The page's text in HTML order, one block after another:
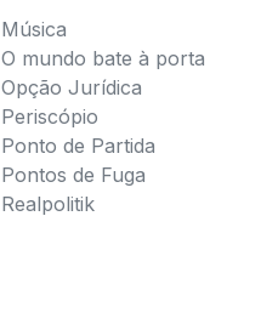
Música
O mundo bate à porta
Opção Jurídica
Periscópio
Ponto de Partida
Pontos de Fuga
Realpolitik